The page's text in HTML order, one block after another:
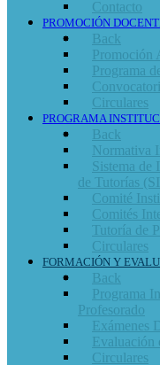
Contacto
PROMOCIÓN
Back
Promoción
Programa
Circulares
PROGRAMA
Back
Normativa
Sistema de
de Tutorías
Comité
Comités
Tutoría de
Circulares
FORMACIÓN Y
Back
Programa
Profesorado
Exámenes
Evaluación
Circulares